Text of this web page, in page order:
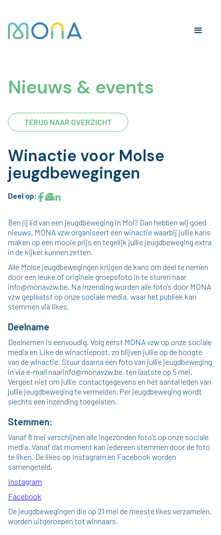
Nieuws & events
TERUG NAAR OVERZICHT
Winactie voor Molse
jeugdbewegingen
Deel op:
Ben jij lid van een jeugdbeweging in Mol? Dan hebben wij goed
nieuws. MONA vzw organiseert een winactie waarbij jullie kans
maken op een mooie prijs en tegelijk jullie jeugdbeweging extra
in de kijker kunnen zetten.
Alle Molse jeugdbewegingen krijgen de kans om deel te nemen
door een leuke of originele groepsfoto in te sturen naar
info@monavzw.be. Na inzending worden alle foto’s door MONA
vzw geplaatst op onze sociale media, waar het publiek kan
stemmen via likes.
Deelname
Deelnemen is eenvoudig. Volg eerst MONA vzw op onze sociale
media en Like de winactiepost, zo blijven jullie op de hoogte
van de winactie. Stuur daarna één foto van jullie jeugdbeweging
in via e-mail naarinfo@monavzw.be, ten laatste op 5 mei.
Vergeet niet om jullie contactgegevens en het aantal leden van
jullie jeugdbeweging te vermelden. Per jeugdbeweging wordt
slechts een inzending toegelaten.
Stemmen:
Vanaf 8 mei verschijnen alle ingezonden foto’s op onze sociale
media. Vanaf dat moment kan iedereen stemmen door de foto
te liken. De likes op Instagram en Facebook worden
samengeteld.
Instagram
Facebook
De jeugdbewegingen die op 21 mei de meeste likes verzamelen,
worden uitgeroepen tot winnaars.